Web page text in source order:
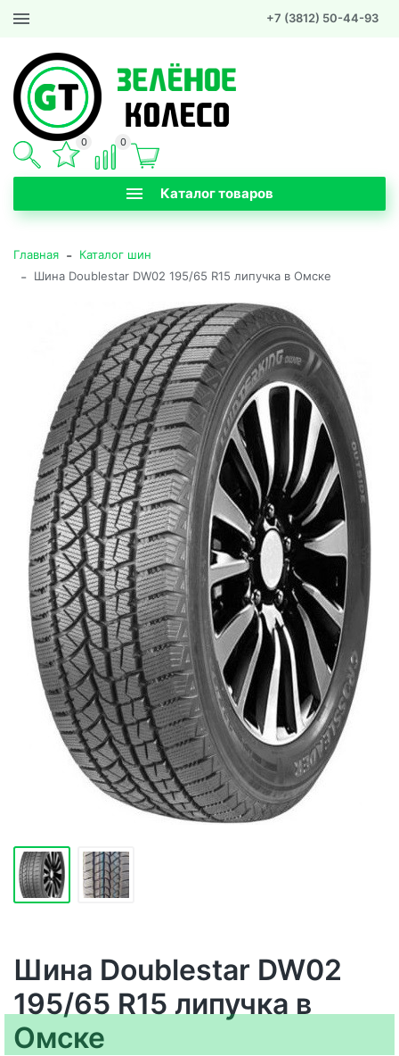
+7 (3812) 50-44-93
Каталог товаров
0 0
Главная - Каталог шин
- Шина Doublestar DW02 195/65 R15 липучка в Омске
Шина Doublestar DW02
195/65 R15 липучка в
Омске